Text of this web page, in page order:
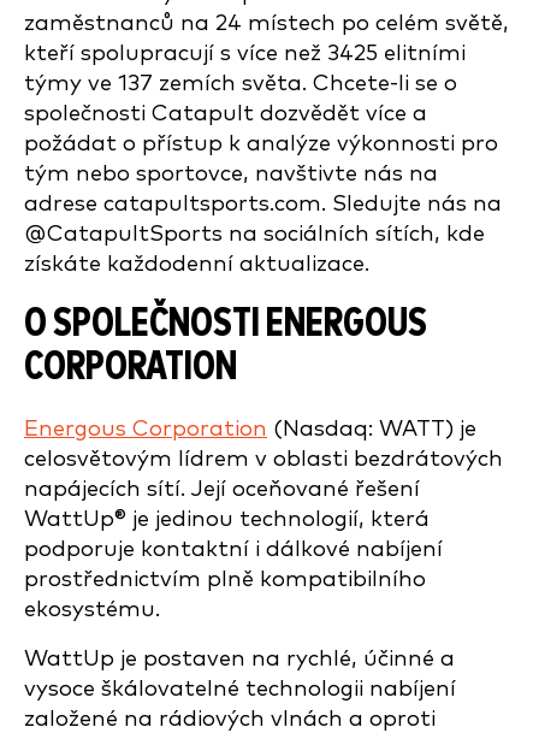
zaměstnanců na 24 místech po celém světě,
kteří spolupracují s více než 3425 elitními
týmy ve 137 zemích světa. Chcete-li se o
společnosti Catapult dozvědět více a
požádat o přístup k analýze výkonnosti pro
tým nebo sportovce, navštivte nás na
adrese catapultsports.com. Sledujte nás na
@CatapultSports na sociálních sítích, kde
získáte každodenní aktualizace.
O SPOLEČNOSTI ENERGOUS
CORPORATION
Energous Corporation (Nasdaq: WATT) je
celosvětovým lídrem v oblasti bezdrátových
napájecích sítí. Její oceňované řešení
WattUp® je jedinou technologií, která
podporuje kontaktní i dálkové nabíjení
prostřednictvím plně kompatibilního
ekosystému.
WattUp je postaven na rychlé, účinné a
vysoce škálovatelné technologii nabíjení
založené na rádiových vlnách a oproti